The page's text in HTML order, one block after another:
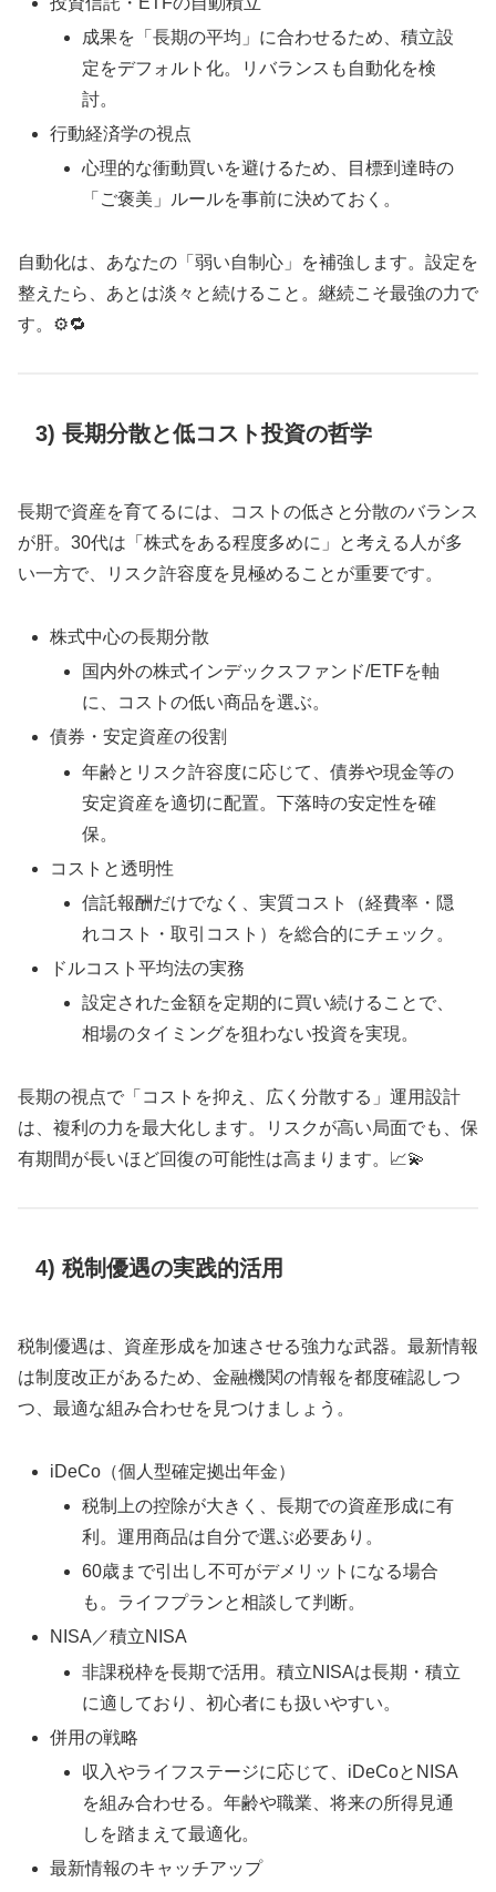
成果を「長期の平均」に合わせるため、積立設
定をデフォルト化。リバランスも自動化を検
討。
行動経済学の視点
心理的な衝動買いを避けるため、目標到達時の
「ご褒美」ルールを事前に決めておく。
自動化は、あなたの「弱い自制心」を補強します。設定を
整えたら、あとは淡々と続けること。継続こそ最強の力で
す。⚙️🔁
3) 長期分散と低コスト投資の哲学
長期で資産を育てるには、コストの低さと分散のバランス
が肝。30代は「株式をある程度多めに」と考える人が多
い一方で、リスク許容度を見極めることが重要です。
株式中心の長期分散
国内外の株式インデックスファンド/ETFを軸
に、コストの低い商品を選ぶ。
債券・安定資産の役割
年齢とリスク許容度に応じて、債券や現金等の
安定資産を適切に配置。下落時の安定性を確
保。
コストと透明性
信託報酬だけでなく、実質コスト（経費率・隠
れコスト・取引コスト）を総合的にチェック。
ドルコスト平均法の実務
設定された金額を定期的に買い続けることで、
相場のタイミングを狙わない投資を実現。
長期の視点で「コストを抑え、広く分散する」運用設計
は、複利の力を最大化します。リスクが高い局面でも、保
有期間が長いほど回復の可能性は高まります。📈💫
4) 税制優遇の実践的活用
税制優遇は、資産形成を加速させる強力な武器。最新情報
は制度改正があるため、金融機関の情報を都度確認しつ
つ、最適な組み合わせを見つけましょう。
iDeCo（個人型確定拠出年金）
税制上の控除が大きく、長期での資産形成に有
利。運用商品は自分で選ぶ必要あり。
60歳まで引出し不可がデメリットになる場合
も。ライフプランと相談して判断。
NISA／積立NISA
非課税枠を長期で活用。積立NISAは長期・積立
に適しており、初心者にも扱いやすい。
併用の戦略
収入やライフステージに応じて、iDeCoとNISA
を組み合わせる。年齢や職業、将来の所得見通
しを踏まえて最適化。
最新情報のキャッチアップ